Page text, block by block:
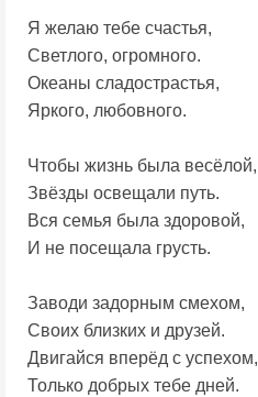
Я желаю тебе счастья,
Светлого, огромного.
Океаны сладострастья,
Яркого, любовного.
Чтобы жизнь была весёлой,
Звёзды освещали путь.
Вся семья была здоровой,
И не посещала грусть.
Заводи задорным смехом,
Своих близких и друзей.
Двигайся вперёд с успехом,
Только добрых тебе дней.